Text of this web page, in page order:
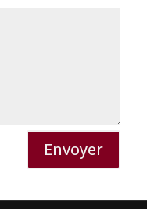
Envoyer